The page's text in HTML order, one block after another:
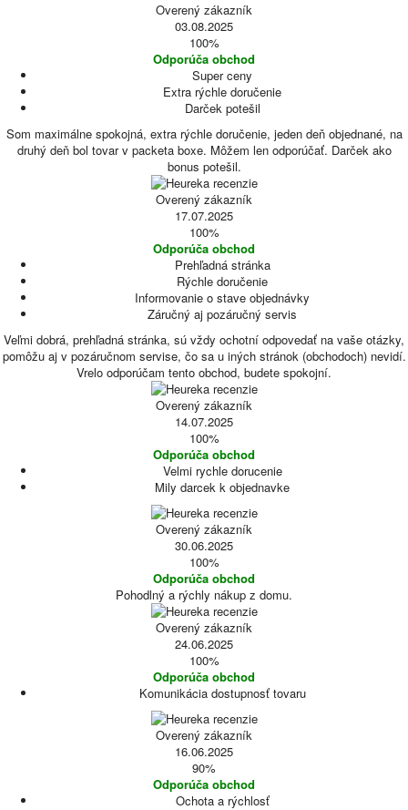
Overený zákazník
03.08.2025
100%
Odporúča obchod
Super ceny
Extra rýchle doručenie
Darček potešil
Som maximálne spokojná, extra rýchle doručenie, jeden deň objednané, na
druhý deň bol tovar v packeta boxe. Môžem len odporúčať. Darček ako
bonus potešil.
Overený zákazník
17.07.2025
100%
Odporúča obchod
Prehľadná stránka
Rýchle doručenie
Informovanie o stave objednávky
Záručný aj pozáručný servis
Veľmi dobrá, prehľadná stránka, sú vždy ochotní odpovedať na vaše otázky,
pomôžu aj v pozáručnom servise, čo sa u iných stránok (obchodoch) nevidí.
Vrelo odporúčam tento obchod, budete spokojní.
Overený zákazník
14.07.2025
100%
Odporúča obchod
Velmi rychle dorucenie
Mily darcek k objednavke
Overený zákazník
30.06.2025
100%
Odporúča obchod
Pohodlný a rýchly nákup z domu.
Overený zákazník
24.06.2025
100%
Odporúča obchod
Komunikácia dostupnosť tovaru
Overený zákazník
16.06.2025
90%
Odporúča obchod
Ochota a rýchlosť